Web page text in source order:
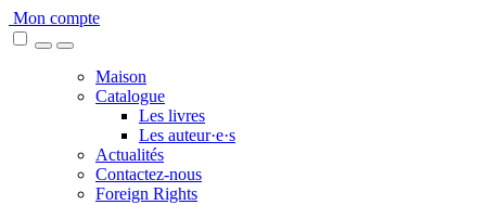
Skip
to
Mon compte
Maison
Catalogue
Les livres
Les auteur·e·s
Actualités
Contactez-nous
Foreign Rights